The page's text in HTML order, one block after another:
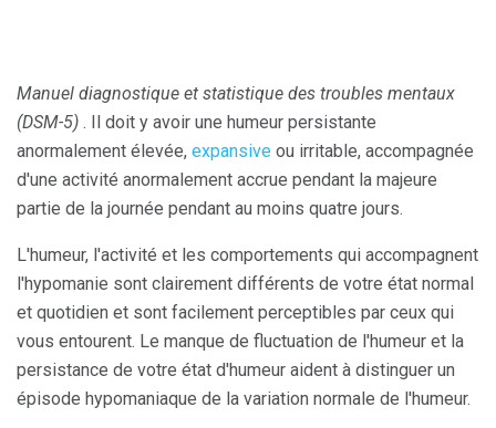
Manuel diagnostique et statistique des troubles mentaux
(DSM-5) . Il doit y avoir une humeur persistante
anormalement élevée, expansive ou irritable, accompagnée
d'une activité anormalement accrue pendant la majeure
partie de la journée pendant au moins quatre jours.
L'humeur, l'activité et les comportements qui accompagnent
l'hypomanie sont clairement différents de votre état normal
et quotidien et sont facilement perceptibles par ceux qui
vous entourent. Le manque de fluctuation de l'humeur et la
persistance de votre état d'humeur aident à distinguer un
épisode hypomaniaque de la variation normale de l'humeur.